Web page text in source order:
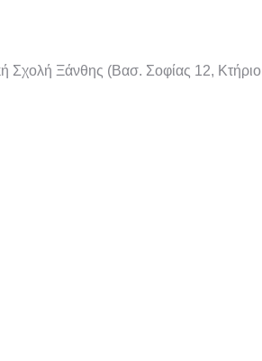
Σχολή Ξάνθης (Βασ. Σοφίας 12, Κτήριο